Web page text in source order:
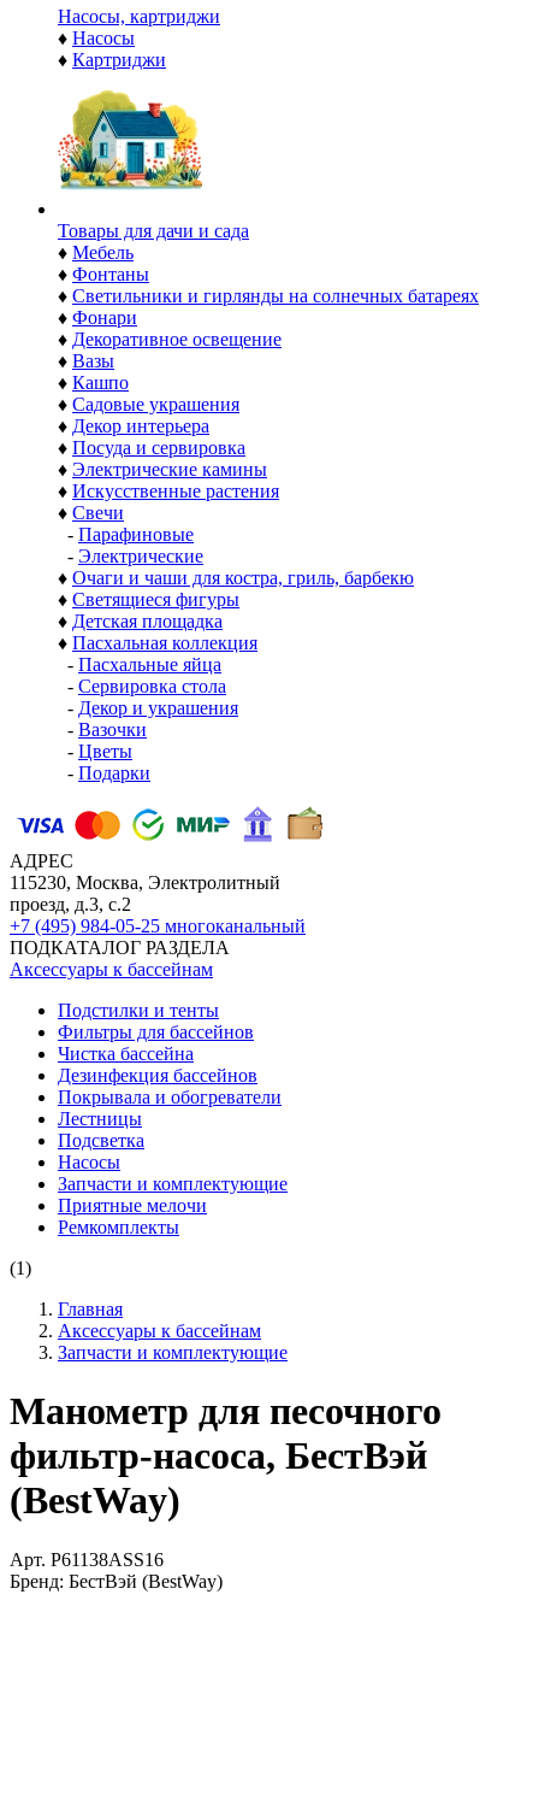
Насосы, картриджи
♦ Насосы
♦ Картриджи
Товары для дачи и сада
♦ Мебель
♦ Фонтаны
♦ Светильники и гирлянды на солнечных батареях
♦ Фонари
♦ Декоративное освещение
♦ Вазы
♦ Кашпо
♦ Садовые украшения
♦ Декор интерьера
♦ Посуда и сервировка
♦ Электрические камины
♦ Искусственные растения
♦ Свечи
- Парафиновые
- Электрические
♦ Очаги и чаши для костра, гриль, барбекю
♦ Светящиеся фигуры
♦ Детская площадка
♦ Пасхальная коллекция
- Пасхальные яйца
- Сервировка стола
- Декор и украшения
- Вазочки
- Цветы
- Подарки
АДРЕС
115230, Москва, Электролитный
проезд, д.3, с.2
+7 (495) 984-05-25 многоканальный
ПОДКАТАЛОГ РАЗДЕЛА
Аксессуары к бассейнам
Подстилки и тенты
Фильтры для бассейнов
Чистка бассейна
Дезинфекция бассейнов
Покрывала и обогреватели
Лестницы
Подсветка
Насосы
Запчасти и комплектующие
Приятные мелочи
Ремкомплекты
(1)
Главная
Аксессуары к бассейнам
Запчасти и комплектующие
Манометр для песочного
фильтр-насоса, БестВэй
(BestWay)
Арт. P61138ASS16
Бренд: БестВэй (BestWay)